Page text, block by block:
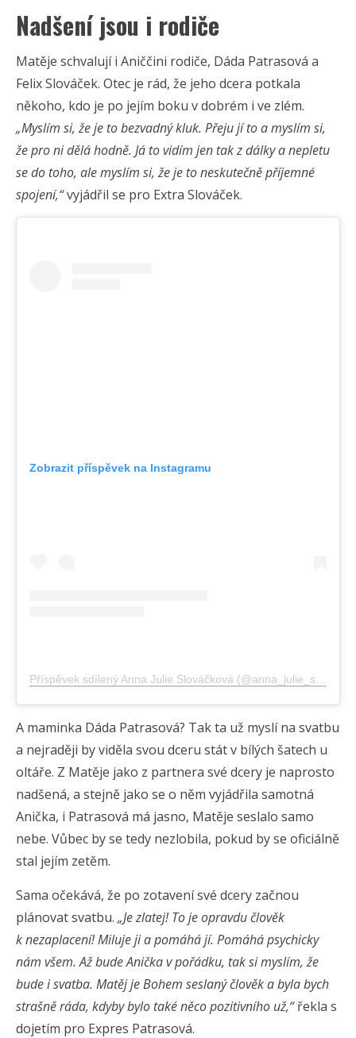
Nadšení jsou i rodiče
Matěje schvalují i Aniččini rodiče, Dáda Patrasová a
Felix Slováček. Otec je rád, že jeho dcera potkala
někoho, kdo je po jejím boku v dobrém i ve zlém.
„Myslím si, že je to bezvadný kluk. Přeju jí to a myslím si,
že pro ni dělá hodně. Já to vidím jen tak z dálky a nepletu
se do toho, ale myslím si, že je to neskutečně příjemné
spojení,“vyjádřil se pro Extra Slováček.
Zobrazit příspěvek na Instagramu
A maminka Dáda Patrasová? Tak ta už myslí na svatbu
a nejraději by viděla svou dceru stát v bílých šatech u
oltáře. Z Matěje jako z partnera své dcery je naprosto
nadšená, a stejně jako se o něm vyjádřila samotná
Anička, i Patrasová má jasno, Matěje seslalo samo
nebe. Vůbec by se tedy nezlobila, pokud by se oficiálně
stal jejím zetěm.
Sama očekává, že po zotavení své dcery začnou
plánovat svatbu. „Je zlatej! To je opravdu člověk
k nezaplacení! Miluje ji a pomáhá jí. Pomáhá psychicky
nám všem. Až bude Anička v pořádku, tak si myslím, že
bude i svatba. Matěj je Bohem seslaný člověk a byla bych
strašně ráda, kdyby bylo také něco pozitivního už,“řekla s
dojetím pro Expres Patrasová.